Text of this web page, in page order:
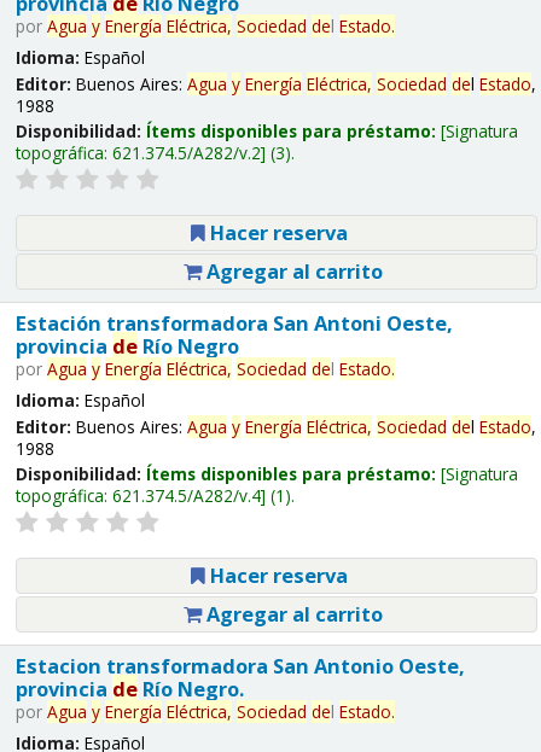
por Agua y Energía Eléctrica, Sociedad del Estado.
Idioma: Español
Editor: Buenos Aires: Agua y Energía Eléctrica, Sociedad del Estado,
1988
Disponibilidad: Ítems disponibles para préstamo: Signatura
topográfica: 621.374.5/A282/v.2 (3).
Hacer reserva
Agregar al carrito
Estación transformadora San Antoni Oeste,
provincia deRío Negro
por Agua y Energía Eléctrica, Sociedad del Estado.
Idioma: Español
Editor: Buenos Aires: Agua y Energía Eléctrica, Sociedad del Estado,
1988
Disponibilidad: Ítems disponibles para préstamo: Signatura
topográfica: 621.374.5/A282/v.4 (1).
Hacer reserva
Agregar al carrito
Estacion transformadora San Antonio Oeste,
provincia deRío Negro.
por Agua y Energía Eléctrica, Sociedad del Estado.
Idioma: Español